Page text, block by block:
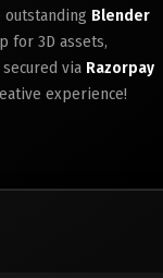
outstanding Blender
for 3D assets,
via Razorpay
experience!